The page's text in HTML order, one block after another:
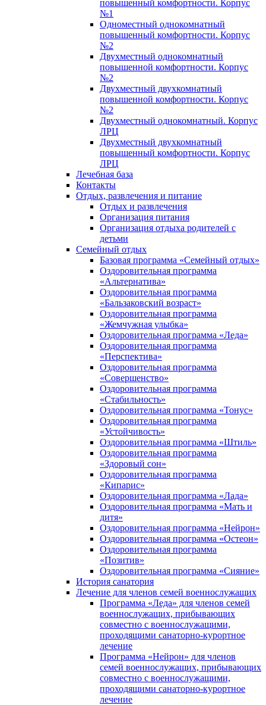
повышенный комфортности. Корпус
№1
Одноместный однокомнатный
повышенный комфортности. Корпус
№2
Двухместный однокомнатный
повышенной комфортности. Корпус
№2
Двухместный двухкомнатный
повышенной комфортности. Корпус
№2
Двухместный однокомнатный. Корпус
ЛРЦ
Двухместный двухкомнатный
повышенный комфортности. Корпус
ЛРЦ
Лечебная база
Контакты
Отдых, развлечения и питание
Отдых и развлечения
Организация питания
Организация отдыха родителей с
детьми
Семейный отдых
Базовая программа «Семейный отдых»
Оздоровительная программа
«Альтернатива»
Оздоровительная программа
«Бальзаковский возраст»
Оздоровительная программа
«Жемчужная улыбка»
Оздоровительная программа «Леда»
Оздоровительная программа
«Перспектива»
Оздоровительная программа
«Совершенство»
Оздоровительная программа
«Стабильность»
Оздоровительная программа «Тонус»
Оздоровительная программа
«Устойчивость»
Оздоровительная программа «Штиль»
Оздоровительная программа
«Здоровый сон»
Оздоровительная программа
«Кипарис»
Оздоровительная программа «Лада»
Оздоровительная программа «Мать и
дитя»
Оздоровительная программа «Нейрон»
Оздоровительная программа «Остеон»
Оздоровительная программа
«Позитив»
Оздоровительная программа «Сияние»
История санатория
Лечение для членов семей военнослужащих
Программа «Леда» для членов семей
военнослужащих, прибывающих
совместно с военнослужащими,
проходящими санаторно-курортное
лечение
Программа «Нейрон» для членов
семей военнослужащих, прибывающих
совместно с военнослужащими,
проходящими санаторно-курортное
лечение